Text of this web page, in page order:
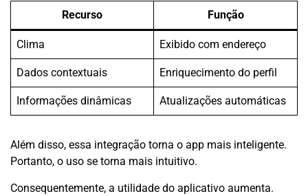
Recurso Função
Clima Exibido com endereço
Dados contextuais Enriquecimento do perfil
Informações dinâmicas Atualizações automáticas
Além disso, essa integração torna o app mais inteligente.
Portanto, o uso se torna mais intuitivo.
Consequentemente, a utilidade do aplicativo aumenta.